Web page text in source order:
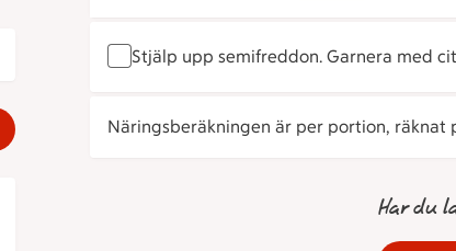
Stjälp upp semifreddon. Garnera med
Näringsberäkningen är per portion, räknat
Har du